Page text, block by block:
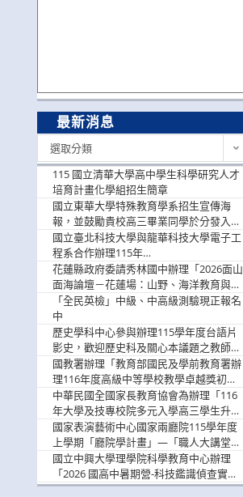
最新消息
選取分類
115 國立清華大學高中學生科學研究人才
培育計畫化學組招生簡章
國立東華大學特殊教育學系招生宣傳海
報，並鼓勵貴校高三畢業同學於分發入學
階段踴躍選填。
國立臺北科技大學與龍華科技大學電子工
程系合作辦理115年
「115.08.10~08.12「AI賦能應用於智慧半
導體研習營」，歡迎學生踴躍報名參加
花蓮縣政府委請秀林國中辦理「2026面山
面海論壇－花蓮場：山野、海洋教育與戶
外安全實務課程」，歡迎踴躍報名參加
「全民英檢」中級、中高級測驗現正報名
中
歷史學科中心參與辦理115學年度台語片
影史，歡迎歷史科及關心本議題之教師踴
躍報名參加
國教署辦理「教育部國民及學前教育署辦
理116年度高級中等學校教學卓越獎初選
實施計畫」，鼓勵教師踴躍報名
中華民國全國家長教育協會為辦理「116
年大學及技專校院多元入學高三學生升學
輔導家長說明會」
國家表演藝術中心國家兩廳院115學年度
上學期「廳院學計畫」—「職人大講堂」
及「一日體驗課程」，鼓勵踴躍報名參
與。
國立中興大學理學院科學教育中心辦理
「2026 國高中暑期營-科技鑑識偵查實戰
營」活動資訊，鼓勵學生踴躍報名參加。